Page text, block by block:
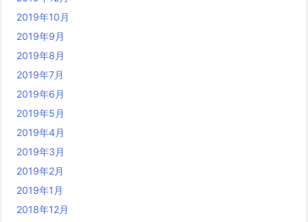
2019年10月
2019年9月
2019年8月
2019年7月
2019年6月
2019年5月
2019年4月
2019年3月
2019年2月
2019年1月
2018年12月